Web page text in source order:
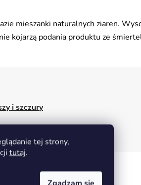
tej strony,
tutaj.
mieszanki naturalnych ziaren.
kojarzą podania produktu ze
i szczury